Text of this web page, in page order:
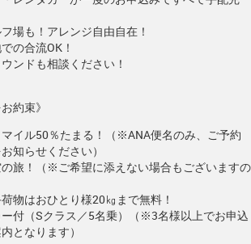
場も！アレンジ自由自在！
の合流OK！
ンドも相談ください！
約束》
マイル50％たまる！（※ANA便名のみ、ご予約
知らせください）
の旅！（※ご希望に添えない場合もございますの
物はおひとり様20㎏まで無料！
ー付（Sクラス／5名乗）（※3名様以上でお申込
となります）